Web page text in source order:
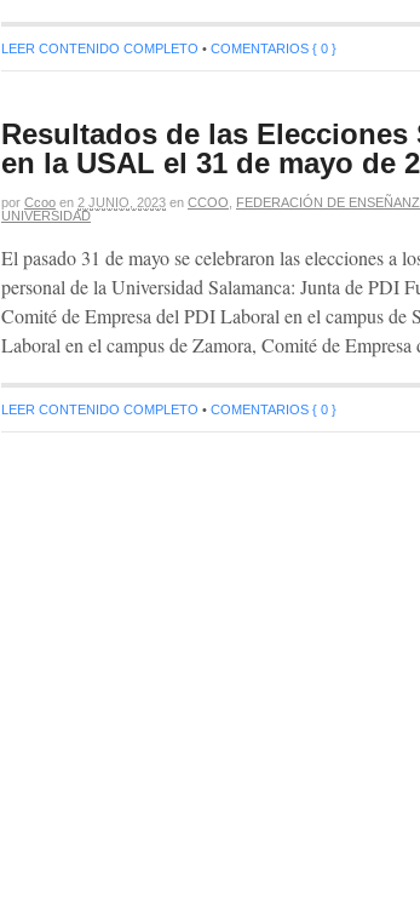
LEER CONTENIDO COMPLETO • COMENTARIOS { 0 }
Resultados de las
en la USAL el 31 de mayo de
por Ccoo en 2 JUNIO, 2023 en CCOO FEDERACIÓN DE
UNIVERSIDAD
El pasado 31 de mayo se celebraron las elecciones a
personal de la Universidad Salamanca: Junta de PDI
Comité de Empresa del PDI Laboral en el campus de
Laboral en el campus de Zamora, Comité de
LEER CONTENIDO COMPLETO • COMENTARIOS { 0 }